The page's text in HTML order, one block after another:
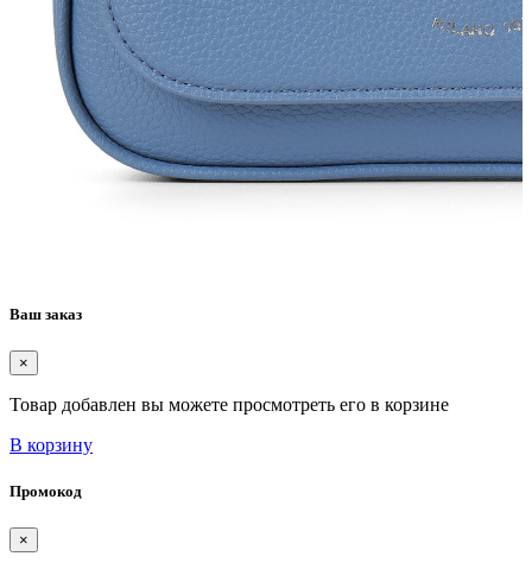
Ваш заказ
×
Товар добавлен вы можете просмотреть его в корзине
В корзину
Промокод
×